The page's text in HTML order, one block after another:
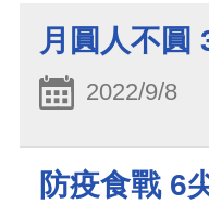
月圓人不圓
2022/9/8
防疫食戰 6